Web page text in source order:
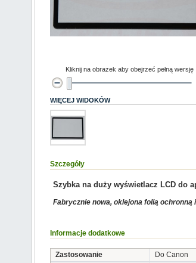
Kliknij na obrazek aby obejrzeć pełną wersję
WIĘCEJ WIDOKÓW
Szczegóły
Szybka na duży wyświetlacz LCD do
Fabrycznie nowa, oklejona folią ochronną
Informacje dodatkowe
Zastosowanie
Do Canon